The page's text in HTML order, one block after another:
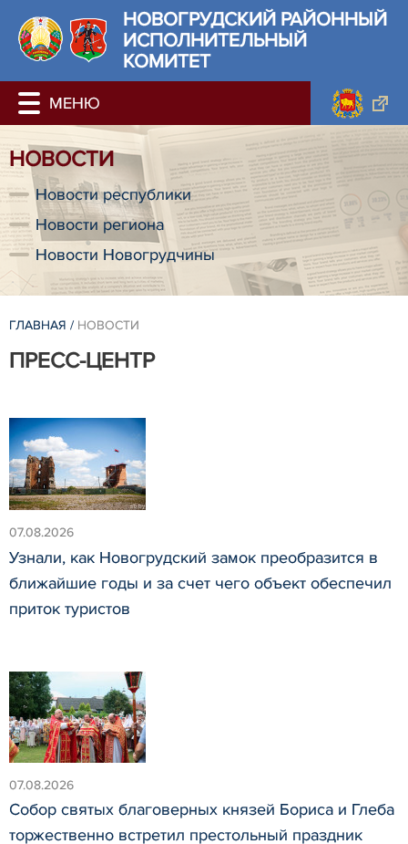
НОВОГРУДСКИЙ РАЙОННЫЙ
ИСПОЛНИТЕЛЬНЫЙ
КОМИТЕТ
НОВОСТИ
Новости республики
Новости региона
Новости Новогрудчины
ГЛАВНАЯ / НОВОСТИ
ПРЕСС-ЦЕНТР
07.08.2026
Узнали, как Новогрудский замок преобразится в
ближайшие годы и за счет чего объект обеспечил
приток туристов
07.08.2026
Собор святых благоверных князей Бориса и Глеба
торжественно встретил престольный праздник